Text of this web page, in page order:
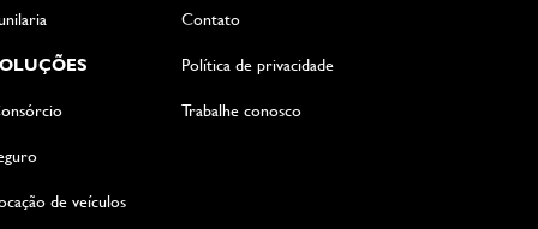
de veículos
Contato
Política de privacidade
Trabalhe conosco